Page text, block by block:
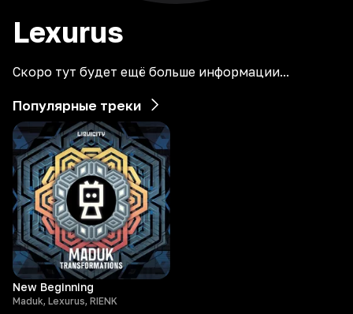
Lexurus
Скоро тут будет ещё больше информации...
Популярные треки
New Beginning
Maduk, Lexurus, RIENK